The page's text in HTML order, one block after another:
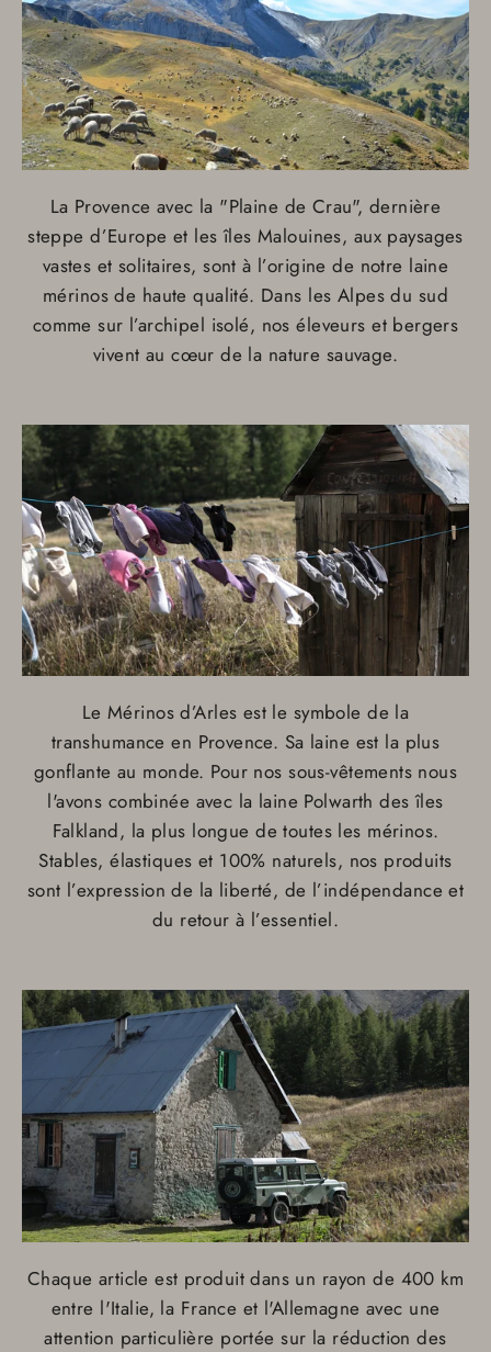
La Provence avec la "Plaine de Crau", dernière
steppe d’Europe et les îles Malouines, aux paysages
vastes et solitaires, sont à l’origine de notre laine
mérinos de haute qualité. Dans les Alpes du sud
comme sur l’archipel isolé, nos éleveurs et bergers
vivent au cœur de la nature sauvage.
Le Mérinos d’Arles est le symbole de la
transhumance en Provence. Sa laine est la plus
gonflante au monde. Pour nos sous-vêtements nous
l'avons combinée avec la laine Polwarth des îles
Falkland, la plus longue de toutes les mérinos.
Stables, élastiques et 100% naturels, nos produits
sont l’expression de la liberté, de l’indépendance et
du retour à l’essentiel.
Chaque article est produit dans un rayon de 400 km
entre l'Italie, la France et l'Allemagne avec une
attention particulière portée sur la réduction des